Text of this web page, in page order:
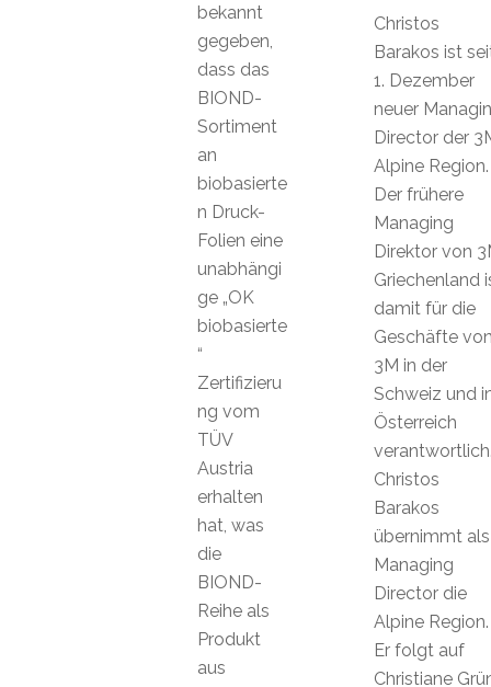
Christos
Barakos ist
1. Dezember
neuer
Director der
Alpine Region.
Der frühere
Managing
Direktor von
Griechenland
damit für die
Geschäfte
3M in der
Schweiz und
Österreich
Christos
Barakos
übernimmt als
Managing
Director die
Alpine Region.
Er folgt auf
Christiane
bekannt
gegeben,
dass das
BIOND-
Sortiment
an
biobasierte
n Druck-
Folien eine
unabhängi
ge „OK
biobasierte
“
Zertifizieru
ng vom
TÜV
Austria
erhalten
hat, was
die
BIOND-
Reihe als
Produkt
aus